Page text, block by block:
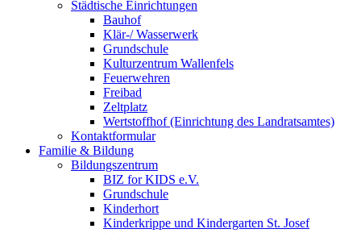
Städtische Einrichtungen
Bauhof
Klär-/ Wasserwerk
Grundschule
Kulturzentrum Wallenfels
Feuerwehren
Freibad
Zeltplatz
Wertstoffhof (Einrichtung des Landratsamtes)
Kontaktformular
Familie & Bildung
Bildungszentrum
BIZ for KIDS e.V.
Grundschule
Kinderhort
Kinderkrippe und Kindergarten St. Josef